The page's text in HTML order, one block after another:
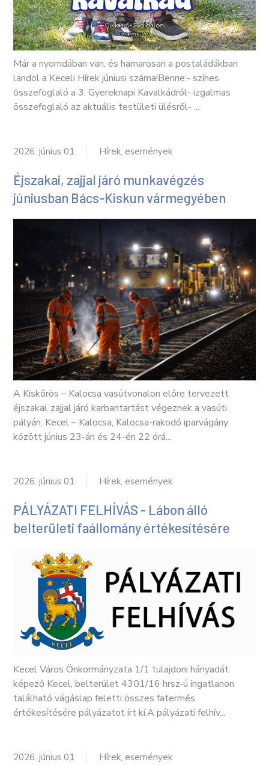
Már a nyomdában van, és hamarosan a postaládákban
landol a Keceli Hírek júniusi száma!Benne:- színes
összefoglaló a 3. Gyereknapi Kavalkádról- izgalmas
összefoglaló az aktuális testületi ülésről- ...
2026. június 01 Hírek, események
Éjszakai, zajjal járó munkavégzés
júniusban Bács-Kiskun vármegyében
A Kiskőrös – Kalocsa vasútvonalon előre tervezett
éjszakai, zajjal járó karbantartást végeznek a vasúti
pályán: Kecel – Kalocsa, Kalocsa-rakodó iparvágány
között június 23-án és 24-én 22 órá...
2026. június 01 Hírek, események
PÁLYÁZATI FELHÍVÁS - Lábon álló
belterületi faállomány értékesítésére
Kecel Város Önkormányzata 1/1 tulajdoni hányadát
képező Kecel, belterület 4301/16 hrsz-ú ingatlanon
található vágáslap feletti összes fatermés
értékesítésére pályázatot írt ki.A pályázati felhív...
2026. június 01 Hírek, események